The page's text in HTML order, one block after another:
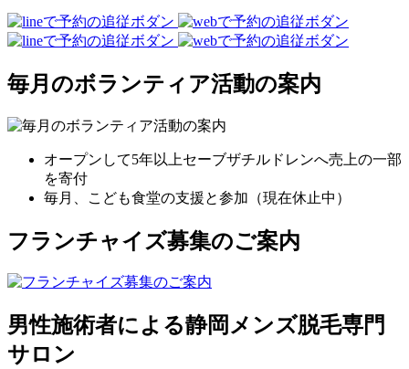
毎月のボランティア活動の案内
オープンして5年以上セーブザチルドレンへ売上の一部
を寄付
毎月、こども食堂の支援と参加（現在休止中）
フランチャイズ募集のご案内
男性施術者による静岡メンズ脱毛専門
サロン